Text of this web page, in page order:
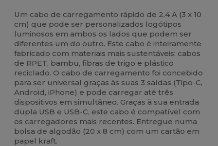
Um cabo de carregamento rápido de 2.4 A (3 x 10
cm) que pode ser personalizados logótipos
luminosos em ambos os lados que podem ser
diferentes um do outro. Este cabo é inteiramente
fabricado com materiais mais sustentáveis: cabos
de RPET, bambu, fibras de trigo e plástico
reciclado. O cabo de carregamento foi concebido
para ser universal graças às suas 3 saídas (Tipo-C,
Android, iPhone) e pode carregar até três
dispositivos em simultâneo. Graças à sua entrada
dupla USB e USB-C, este cabo é compatível com
os carregadores mais recentes. Entregue numa
bolsa de algodão (20 x 8 cm) com um cartão em
papel kraft.